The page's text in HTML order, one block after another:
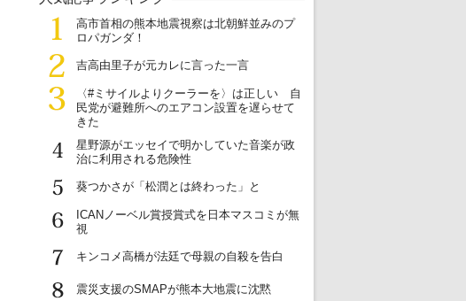
1
高市首相の熊本地震視察は北朝鮮並みのプ
ロパガンダ！
2
吉高由里子が元カレに言った一言
3
〈#ミサイルよりクーラーを〉は正しい 自
民党が避難所へのエアコン設置を遅らせて
きた
4
星野源がエッセイで明かしていた音楽が政
治に利用される危険性
5
葵つかさが「松潤とは終わった」と
6
ICANノーベル賞授賞式を日本マスコミが無
視
7
キンコメ高橋が法廷で母親の自殺を告白
8
震災支援のSMAPが熊本大地震に沈黙